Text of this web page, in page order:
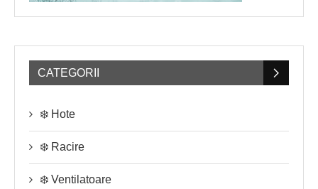
CATEGORII
❄️ Hote
❄️ Racire
❄️ Ventilatoare